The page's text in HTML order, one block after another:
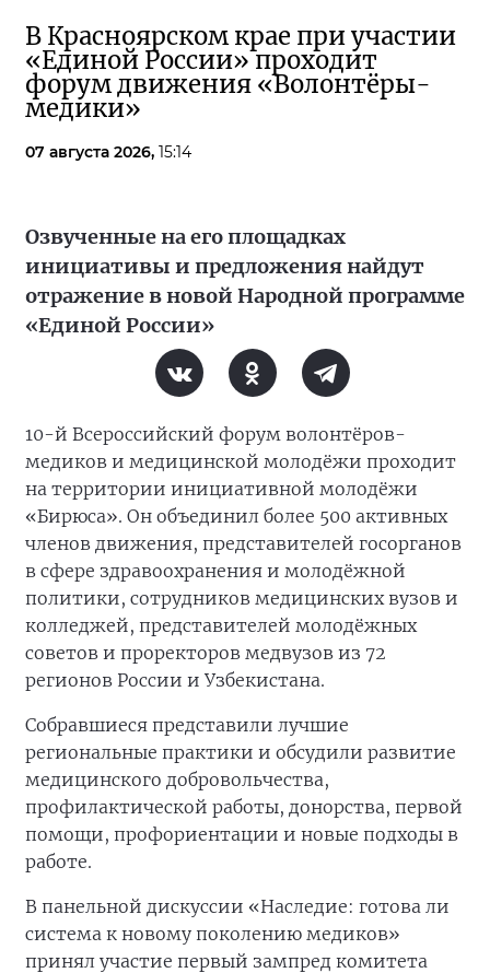
В Красноярском крае при участии
«Единой России» проходит
форум движения «Волонтёры-
медики»
07 августа 2026, 15:14
Озвученные на его площадках
инициативы и предложения найдут
отражение в новой Народной программе
«Единой России»
10-й Всероссийский форум волонтёров-
медиков и медицинской молодёжи проходит
на территории инициативной молодёжи
«Бирюса». Он объединил более 500 активных
членов движения, представителей госорганов
в сфере здравоохранения и молодёжной
политики, сотрудников медицинских вузов и
колледжей, представителей молодёжных
советов и проректоров медвузов из 72
регионов России и Узбекистана.
Собравшиеся представили лучшие
региональные практики и обсудили развитие
медицинского добровольчества,
профилактической работы, донорства, первой
помощи, профориентации и новые подходы в
работе.
В панельной дискуссии «Наследие: готова ли
система к новому поколению медиков»
принял участие первый зампред комитета